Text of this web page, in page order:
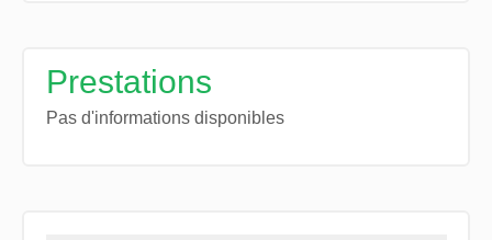
Prestations
Pas d'informations disponibles